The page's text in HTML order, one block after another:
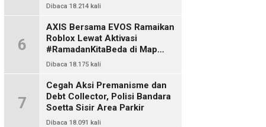
Dibaca 18.214 kali
6
AXIS Bersama EVOS Ramaikan
Roblox Lewat Aktivasi
#RamadanKitaBeda di Map
Indo Chat
Dibaca 18.175 kali
7
Cegah Aksi Premanisme dan
Debt Collector, Polisi Bandara
Soetta Sisir Area Parkir
Dibaca 18.091 kali